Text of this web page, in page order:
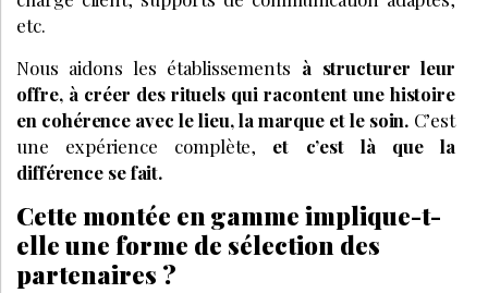
etc.
Nous aidons les établissements à structurer leur
offre, à créer des rituels qui racontent une histoire
en cohérence avec le lieu, la marque et le soin. C’est
une expérience complète, et c’est là que la
différence se fait.
Cette montée en gamme implique-t-
elle une forme de sélection des
partenaires ?